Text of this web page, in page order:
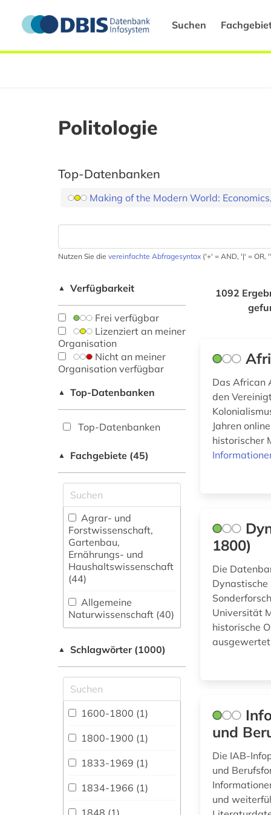
Suchen
Politologie
Top-Datenbanken
Making of the Modern World:
Nutzen Sie die vereinfachte Abfragesyntax ('+' = AND, '|' = OR,
▲ Verfügbarkeit
Frei verfügbar
Lizenziert an meiner
Organisation
Nicht an meiner
Organisation verfügbar
▲ Top-Datenbanken
Top-Datenbanken
▲ Fachgebiete (45)
Agrar- und
Forstwissenschaft,
Gartenbau,
Ernährungs- und
Haushaltswissenschaft
(44)
Allgemeine
Naturwissenschaft (40)
fachübergreifende
Allgemeine und
vergleichende Sprach-
und
Literaturwissenschaft.
Indogermanistik.
Außereuropäische
Sprachen und
Literaturen (83)
Anglistik.
Amerikanistik (112)
▲ Schlagwörter (1000)
1600-1800 (1)
1800-1900 (1)
1833-1969 (1)
1834-1966 (1)
1092
Das African
den
Jahren
historischer
1800)
Die
Dynastische
Universität
historische
und
Die IAB-
und
und